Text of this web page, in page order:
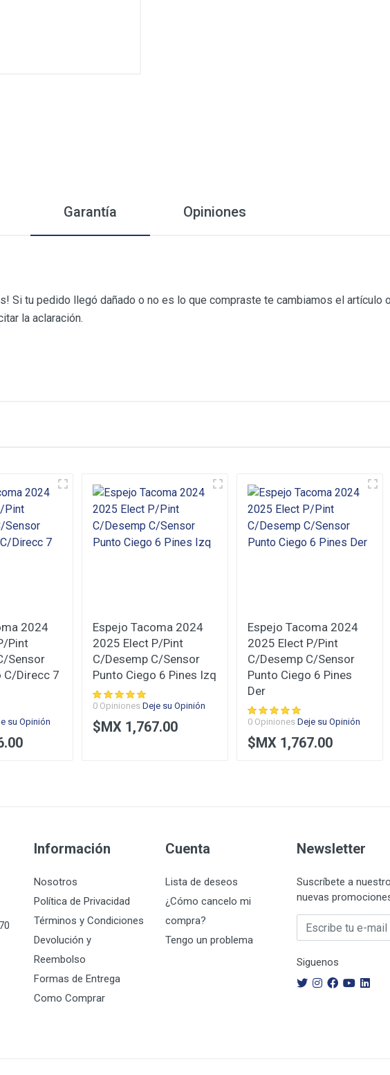
Garantía Opiniones
Si tu pedido llegó dañado o no es lo que compraste te cambiamos el artículo
la aclaración.
Su E-Mail
2024
Pint
Sensor
C/Direcc 7
su Opinión
Espejo Tacoma 2024
2025 Elect P/Pint
C/Desemp C/Sensor
Punto Ciego 6 Pines Izq
0 Opiniones Deje su Opinión
$MX 1,767.00
Espejo Tacoma 2024
2025 Elect P/Pint
C/Desemp C/Sensor
Punto Ciego 6 Pines
Der
0 Opiniones Deje su Opinión
$MX 1,767.00
Información
Nosotros
Política de Privacidad
Términos y Condiciones
Devolución y
Reembolso
Formas de Entrega
Como Comprar
Cuenta
Lista de deseos
¿Cómo cancelo mi
compra?
Tengo un problema
Newsletter
Suscríbete a
nuevas
Su E-mail
Siguenos